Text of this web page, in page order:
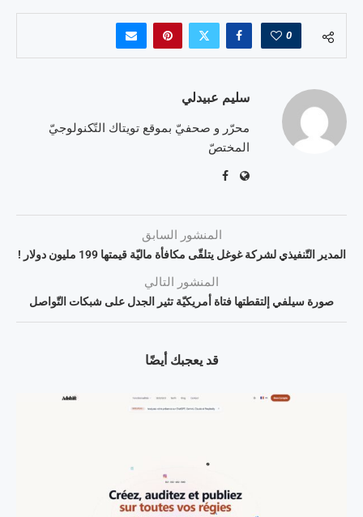
0
سليم عبيدلي
محرّر و صحفيّ بموقع تويتاك التّكنولوجيّ
المختصّ
المنشور السابق
المدير التّنفيذي لشركة غوغل يتلقّى مكافأة ماليّة قيمتها 199 مليون دولار !
المنشور التالي
صورة سيلفي إلتقطتها فتاة أمريكيّة تثير الجدل على شبكات التّواصل
قد يعجبك أيضًا